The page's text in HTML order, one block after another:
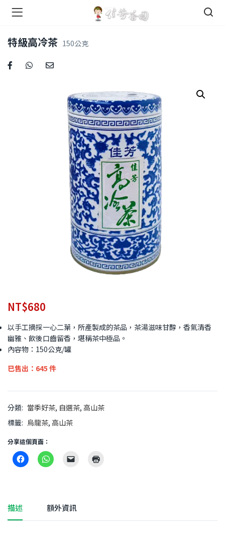
特級高冷茶 150公克
NT$680
以手工摘採一心二葉，所產製成的茶品，茶湯滋味甘醇，香氣清香
幽雅、飲後口齒留香，堪稱茶中極品。
內容物：150公克/罐
已售出：645 件
分類: 當季好茶, 自選茶, 高山茶
標籤: 烏龍茶, 高山茶
分享這個頁面：
描述 額外資訊